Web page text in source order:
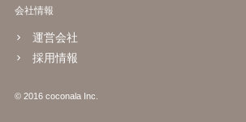
会社情報
運営会社
採用情報
© 2016 coconala Inc.